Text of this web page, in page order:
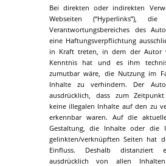
Bei direkten oder indirekten
Webseiten (“Hyperlinks”),
Verantwortungsbereiches des
eine Haftungsverpflichtung
in Kraft treten, in dem der Autor
Kenntnis hat und es ihm
zumutbar wäre, die Nutzung im
Inhalte zu verhindern. Der
ausdrücklich, dass zum
keine illegalen Inhalte auf den zu
erkennbar waren. Auf die
Gestaltung, die Inhalte oder die
gelinkten/verknüpften Seiten hat
Einfluss. Deshalb
ausdrücklich von allen